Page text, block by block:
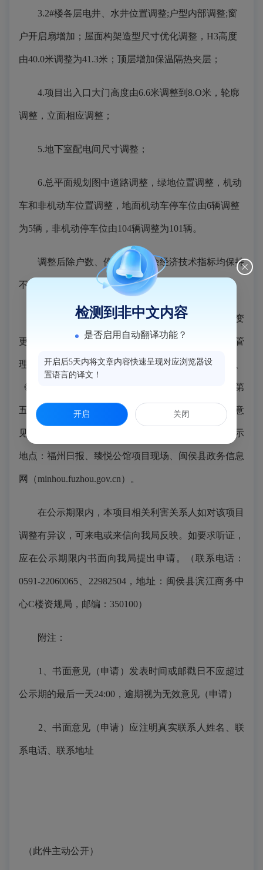
3.2#楼各层电井、水井位置调整;户型内部调整;窗
户开启扇增加；屋面构架造型尺寸优化调整，H3高度
由40.0米调整为41.3米；顶层增加保温隔热夹层；
4.项目出入口大门高度由6.6米调整到8.O米，轮廓
调整，立面相应调整；
5.地下室配电间尺寸调整；
6.总平面规划图中道路调整，绿地位置调整，机动
车和非机动车位置调整，地面机动车停车位由6辆调整
为5辆，非机动停车位由104辆调整为101辆。
调整后除户数、停车位外其余经济技术指标均保持
不变。
现建设单位向我局申请《建设工程规划许可证》变
更。根据《自然资源部关于加强和规范规划实施监督管
理工作的通知》（自然资发〔2023〕237号）规定、
《福建省实施<中华人民共和国城乡规划法>办法》第
五十三条，现进行批前公示，征求相关利害关系人的意
见。公示时间为2026年6月4日至2026年6月17日。公示
地点：福州日报、臻悦公馆项目现场、闽侯县政务信息
网（minhou.fuzhou.gov.cn）。
在公示期限内，本项目相关利害关系人如对该项目
调整有异议，可来电或来信向我局反映。如要求听证，
应在公示期限内书面向我局提出申请。（联系电话：
0591-22060065、22982504，地址：闽侯县滨江商务中
心C楼资规局，邮编：350100）
附注：
1、书面意见（申请）发表时间或邮戳日不应超过
公示期的最后一天24:00，逾期视为无效意见（申请）
2、书面意见（申请）应注明真实联系人姓名、联
系电话、联系地址
（此件主动公开）
检测到非中文内容
是否启用自动翻译功能？
开启后5天内将文章内容快速呈现对应浏览器设
置语言的译文！
开启 关闭